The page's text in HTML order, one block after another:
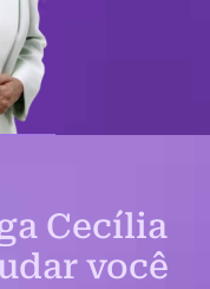
Cecília
você